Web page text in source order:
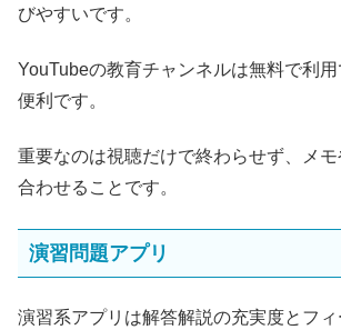
びやすいです。
YouTubeの教育チャンネルは無料で利
便利です。
重要なのは視聴だけで終わらせず、メ
合わせることです。
演習問題アプリ
演習系アプリは解答解説の充実度とフ